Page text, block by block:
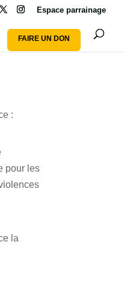
Espace parrainage
FAIRE UN DON
:
pour les
la